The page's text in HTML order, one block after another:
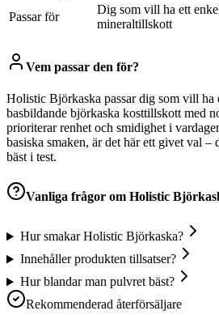
Passar för
Dig som vill ha ett
mineraltillskott
Vem passar den för?
Holistic Björkaska passar dig som vill ha
basbildande björkaska kosttillskott med
prioriterar renhet och smidighet i
basiska smaken, är det här ett givet val
bäst i test.
Vanliga frågor om Holistic
Hur smakar Holistic Björkaska?
Innehåller produkten tillsatser?
Hur blandar man pulvret bäst?
Rekommenderad återförsäljare